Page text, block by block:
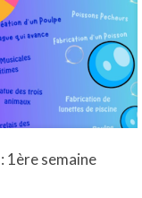
1ère semaine